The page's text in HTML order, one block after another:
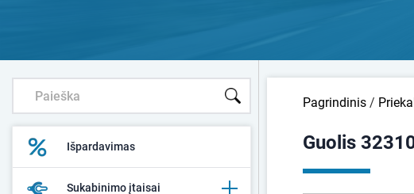
Išpardavimas
Sukabinimo įtaisai
Pagrindinis /
Guolis